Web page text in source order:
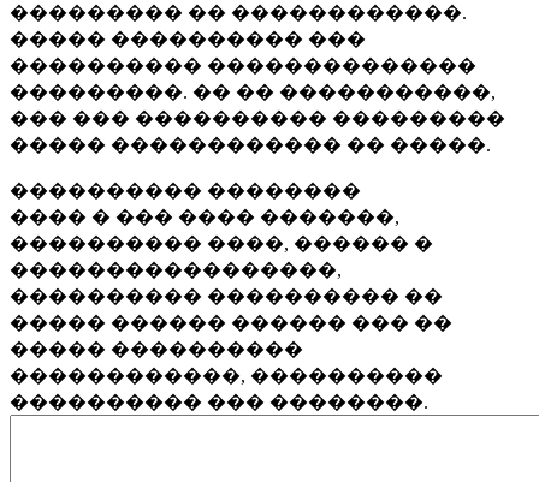
��������� �� ������������.
����� ���������� ���
���������� ��������������
���������. �� �� �����������,
��� ��� ���������� ���������
����� ������������ �� �����.
���������� ��������
���� � ��� ���� �������,
���������� ����, ������ �
�����������������,
���������� ���������� ��
����� ������ ������ ��� ��
����� ����������
������������, ����������
���������� ��� ��������.